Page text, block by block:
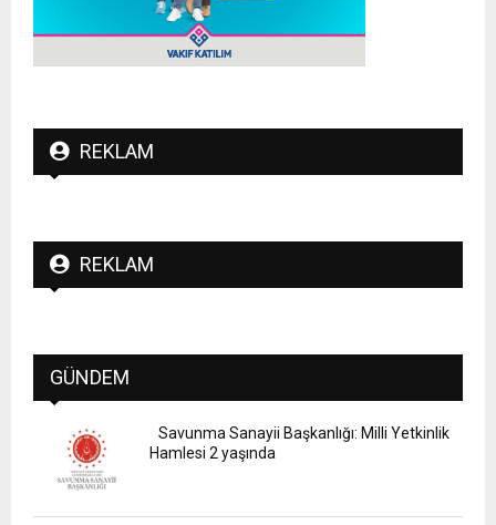
REKLAM
REKLAM
GÜNDEM
Savunma Sanayii Başkanlığı: Milli Yetkinlik
Hamlesi 2 yaşında